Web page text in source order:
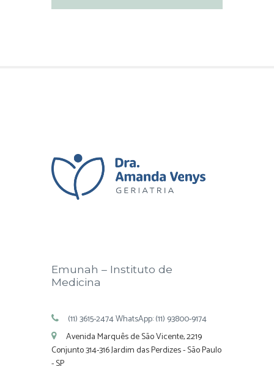
Emunah – Instituto de
Medicina
(11) 3615-2474 WhatsApp: (11) 93800-9174
Avenida Marquês de São Vicente, 2219
Conjunto 314-316 Jardim das Perdizes - São Paulo